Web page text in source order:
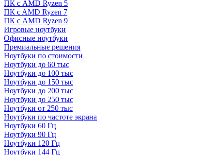
ПК с AMD Ryzen 5
ПК c AMD Ryzen 7
ПК с AMD Ryzen 9
Игровые ноутбуки
Офисные ноутбуки
Премиальные решения
Ноутбуки по стоимости
Ноутбуки до 60 тыс
Ноутбуки до 100 тыс
Ноутбуки до 150 тыс
Ноутбуки до 200 тыс
Ноутбуки до 250 тыс
Ноутбуки от 250 тыс
Ноутбуки по частоте экрана
Ноутбуки 60 Гц
Ноутбуки 90 Гц
Ноутбуки 120 Гц
Ноутбуки 144 Гц